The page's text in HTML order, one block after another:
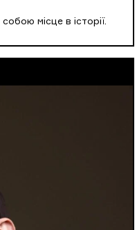
місце в історії.